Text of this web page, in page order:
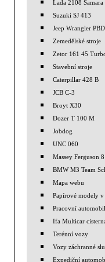
Lada 2108 Samara
Suzuki SJ 413
Jeep Wrangler
Zemedělské stroje
Zetor 161 45
Stavební stroje
Caterpillar 428 B
JCB C-3
Broyt X30
Dozer T 100 M
Jobdog
UNC 060
Massey Ferguson
BMW M3 Team
Mapa webu
Papírové modely v
Pracovní
Ifa Multicar
Terénní vozy
Vozy záchranné
Expediční